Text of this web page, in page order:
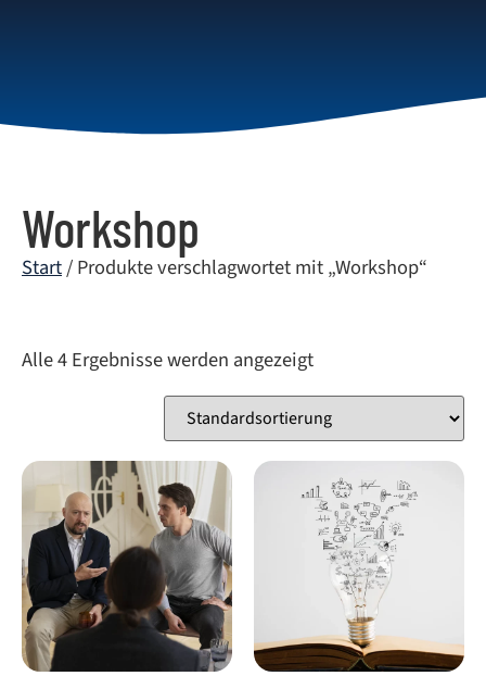
Workshop
Start/ Produkte verschlagwortet mit „Workshop“
Alle 4 Ergebnisse werden angezeigt